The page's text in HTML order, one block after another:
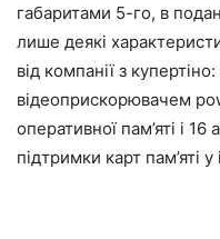
габаритами 5-го, в
лише деякі
від компанії з
відеоприскорювачем
оперативної пам’яті і
підтримки карт пам’яті